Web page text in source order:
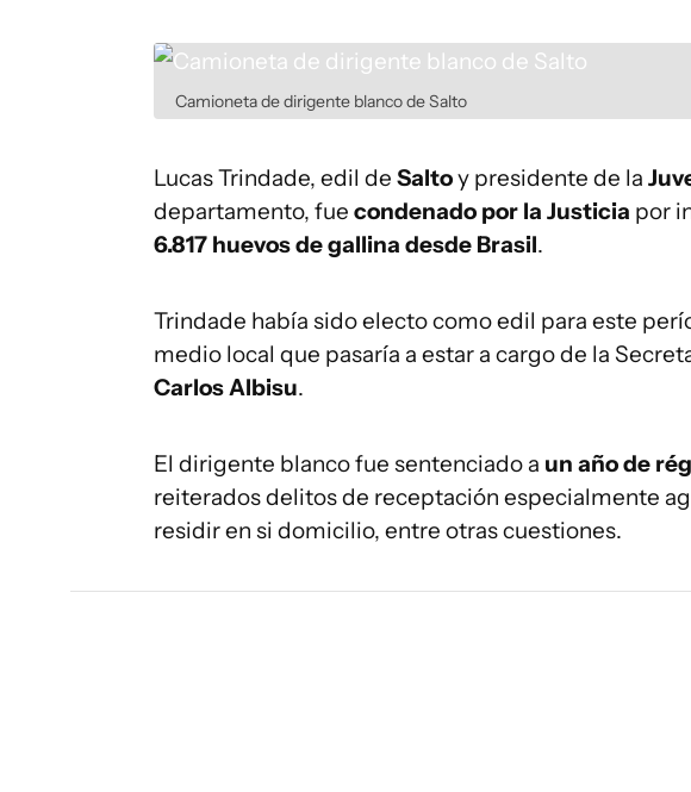
Camioneta de dirigente blanco de Salto
Lucas Trindade, edil de Saltoy presidente de la
departamento, fue condenado por la Justicia por
6.817 huevos de gallina desde Brasil.
Trindade había sido electo como edil para este
medio local que pasaría a estar a cargo de la
Carlos Albisu.
El dirigente blanco fue sentenciado a un año de
reiterados delitos de receptación especialmente
residir en si domicilio, entre otras cuestiones.